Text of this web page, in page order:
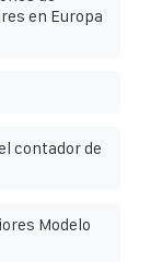
en Europa
contador de
Modelo